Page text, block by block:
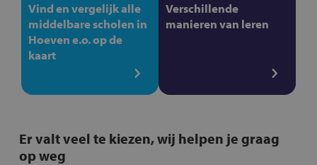
Vind en vergelijk alle
middelbare scholen in
Hoeven e.o. op de
kaart
Verschillende
manieren van leren
Er valt veel te kiezen, wij helpen je graag
op weg